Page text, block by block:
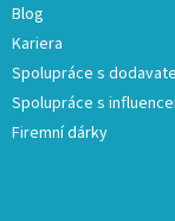
Blog
Kariera
Spolupráce s
Spolupráce s
Firemní dárky